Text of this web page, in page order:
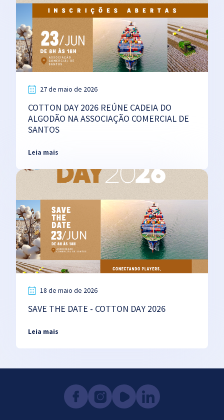
27 de maio de 2026
COTTON DAY 2026 REÚNE CADEIA DO
ALGODÃO NA ASSOCIAÇÃO COMERCIAL DE
SANTOS
Leia mais
18 de maio de 2026
SAVE THE DATE - COTTON DAY 2026
Leia mais